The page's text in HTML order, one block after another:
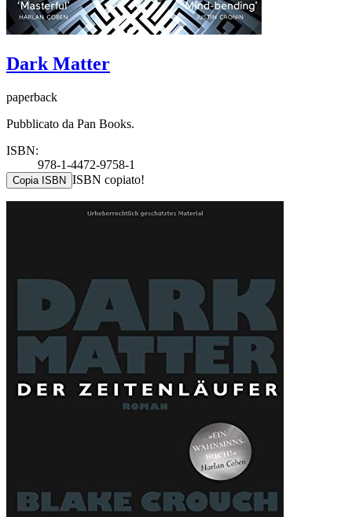
Dark Matter
paperback
Pubblicato da Pan Books.
ISBN:
978-1-4472-9758-1
Copia ISBN ISBN copiato!